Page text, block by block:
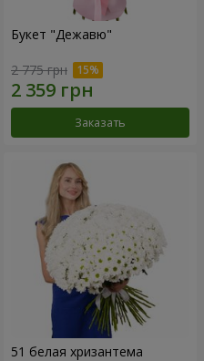
Букет "Дежавю"
2 775 грн
Заказать
51 белая хризантема